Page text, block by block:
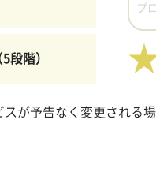
プ
段階）
が予告なく変更される